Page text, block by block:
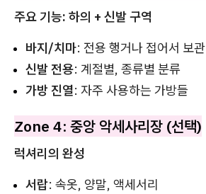
주요 기능: 하의 + 신발 구역
바지/치마: 전용 행거나 접어서 보관
신발 전용: 계절별, 종류별 분류
가방 진열: 자주 사용하는 가방들
Zone 4: 중앙 악세사리장 (선택)
럭셔리의 완성
서랍: 속옷, 양말, 액세서리